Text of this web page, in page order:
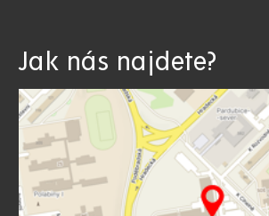
Jak nás najdete?